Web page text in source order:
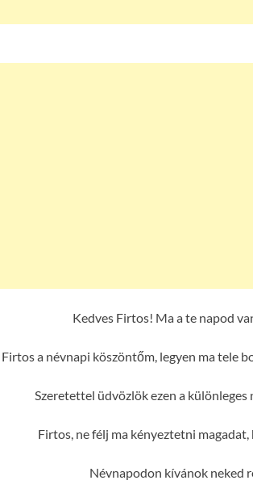
Kedves Firtos! Ma a te napod
Firtos a névnapi köszöntőm, legyen ma tele
Szeretettel üdvözlök ezen a
Firtos, ne félj ma kényeztetni
Névnapodon kívánok neked